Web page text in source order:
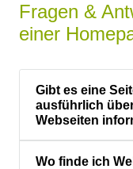
Fragen &
einer
Gibt es eine
ausführlich
Webseiten
Wo finde ich